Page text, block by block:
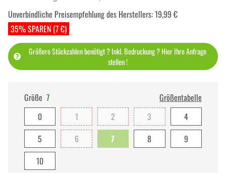
35% SPAREN (7 €)
Unverbindliche Preisempfehlung des Herstellers:19,99 €
Größere Stückzahlen benötigt ? Inkl. Bedruckung ? Hier Ihre Anfrage
stellen !
Größe 7
Größentabelle
0
1 2 3
4
5
6 7 8
9
10